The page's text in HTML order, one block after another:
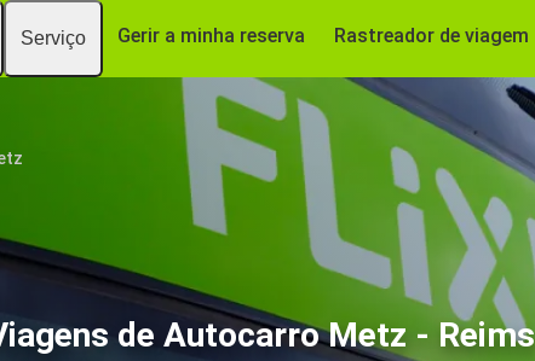
Serviço Gerir a minha reserva Rastreador de viagem
de Autocarro Metz - Reims